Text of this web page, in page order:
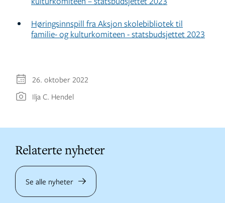
26. oktober 2022
Ilja C. Hendel
Høringsinnspill fra Aksjon skolebibliotek til
familie- og kulturkomiteen - statsbudsjettet 2023
Relaterte nyheter
Se alle nyheter